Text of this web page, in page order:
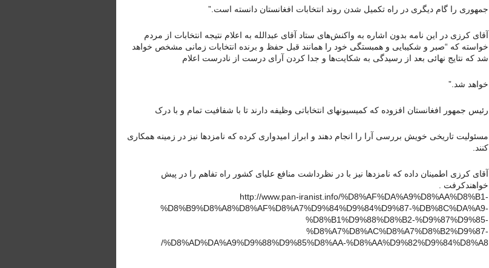
جمهوری را گام دیگری در راه تکمیل شدن روند انتخابات افغانستان دانسته است.”
آقای کرزی در این نامه بدون اشاره به واکنش‌های ستاد آقای عبدالله به اعلام نتیجه انتخابات از مردم
خواسته که “صبر و شکیبایی و همبستگی خود را همانند قبل حفظ و برنده انتخابات زمانی مشخص خواهد
شد که نتایج نهائی بعد از رسیدگی به شکایت‌ها و جدا کردن آرای درست از نادرست اعلام
خواهد شد.”
رئیس جمهور افغانستان افزوده که کمیسیونهای انتخاباتی وظیفه دارند تا با شفافیت تمام و با درک
مسئولیت تاریخی خویش بررسی آرا را انجام دهند و ابراز امیدواری کرده که نامزدها نیز در زمینه همکاری
کنند.
آقای کرزی اطمینان داده که نامزدها نیز با در نظرداشت منافع علیای کشور راه تفاهم را در پیش
خواهند‫کرفت .
http://www.pan-iranist.info/%D8%AF%DA%A9%D8%AA%D8%B1-
%D8%B9%D8%A8%D8%AF%D8%A7%D9%84%D9%84%D9%87-%DB%8C%DA%A9-
%D8%B1%D9%88%D8%B2-%D9%87%D9%85-
%D8%A7%D8%AC%D8%A7%D8%B2%D9%87-
%D8%AD%DA%A9%D9%88%D9%85%D8%AA-%D8%AA%D9%82%D9%84%D8%A8/